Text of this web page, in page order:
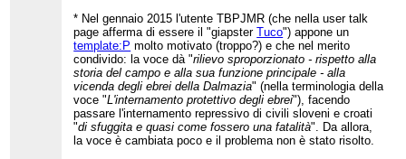
* Nel gennaio 2015 l'utente TBPJMR (che nella user talk
page afferma di essere il "giapsterTuco") appone un
template:P molto motivato (troppo?) e che nel merito
condivido: la voce dà "rilievo sproporzionato - rispetto alla
storia del campo e alla sua funzione principale - alla
vicenda degli ebrei della Dalmazia" (nella terminologia della
voce "L'internamento protettivo degli ebrei"), facendo
passare l'internamento repressivo di civili sloveni e croati
"di sfuggita e quasi come fossero una fatalità". Da allora,
la voce è cambiata poco e il problema non è stato risolto.